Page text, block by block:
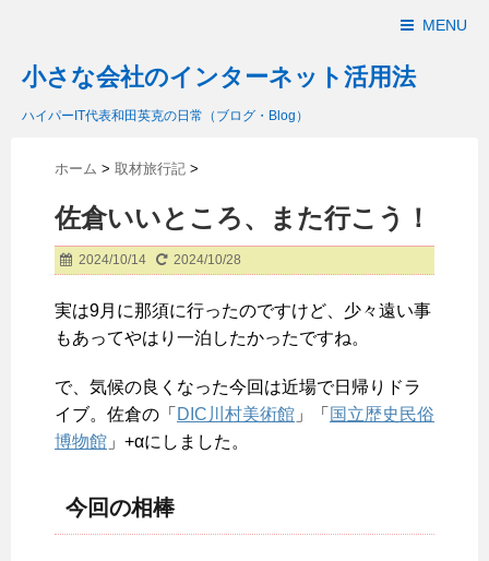
MENU
小さな会社のインターネット活用法
ハイパーIT代表和田英克の日常（ブログ・Blog）
ホーム > 取材旅行記 >
佐倉いいところ、また行こう！
2024/10/14 2024/10/28
実は9月に那須に行ったのですけど、少々遠い事
もあってやはり一泊したかったですね。
で、気候の良くなった今回は近場で日帰りドラ
イブ。佐倉の「 DIC川村美術館 」「 国立歴史民俗
博物館 」+αにしました。
今回の相棒